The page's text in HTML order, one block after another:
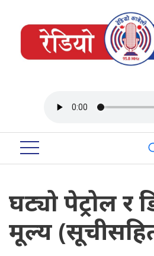
घट्यो पेट्रोल र
मूल्य